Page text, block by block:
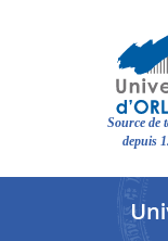
Source de
depuis